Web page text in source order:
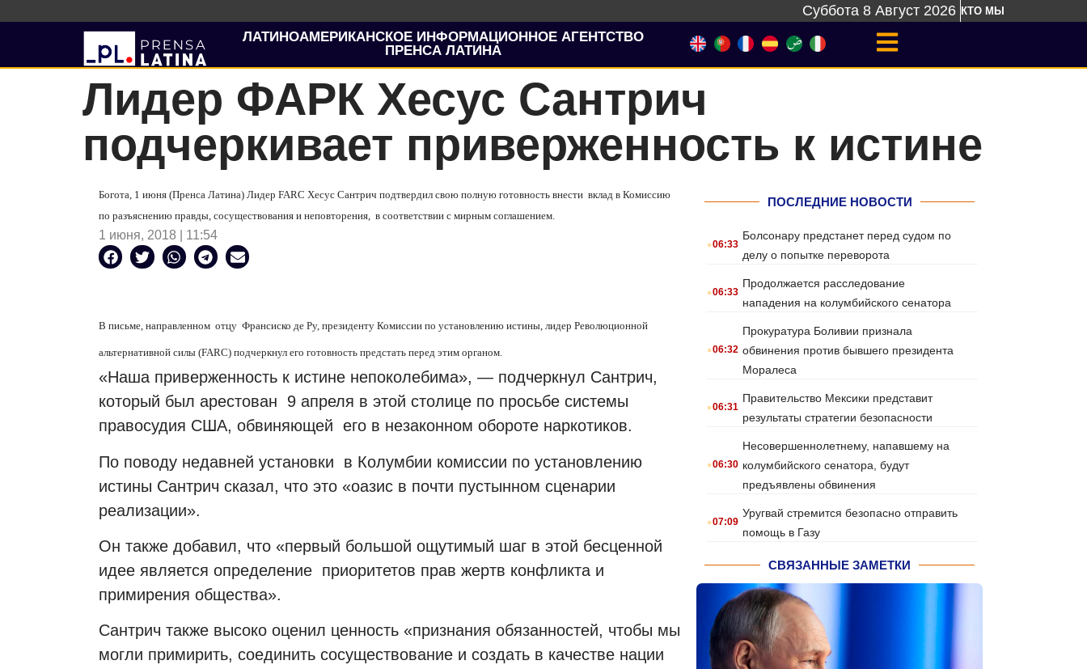
Суббота 8 Август 2026 КТО МЫ
ЛАТИНОАМЕРИКАНСКОЕ ИНФОРМАЦИОННОЕ АГЕНТСТВО
ПРЕНСА ЛАТИНА
Лидер ФАРК Хесус Сантрич
подчеркивает приверженность к истине
Богота, 1 июня (Пренса Латина) Лидер FARC Хесус Сантрич подтвердил свою полную готовность внести вклад в Комиссию
по разъяснению правды, сосуществования и неповторения, в соответствии с мирным соглашением.
1 июня, 2018 | 11:54
В письме, направленном отцу Франсиско де Ру, президенту Комиссии по установлению истины, лидер Революционной
альтернативной силы (FARC) подчеркнул его готовность предстать перед этим органом.
«Наша приверженность к истине непоколебима», — подчеркнул Сантрич,
который был арестован 9 апреля в этой столице по просьбе системы
правосудия США, обвиняющей его в незаконном обороте наркотиков.
По поводу недавней установки в Колумбии комиссии по установлению
истины Сантрич сказал, что это «оазис в почти пустынном сценарии
реализации».
Он также добавил, что «первый большой ощутимый шаг в этой бесценной
идее является определение приоритетов прав жертв конфликта и
примирения общества».
Сантрич также высоко оценил ценность «признания обязанностей, чтобы мы
могли примирить, соединить сосуществование и создать в качестве нации
ПОСЛЕДНИЕ НОВОСТИ
.06:33
Болсонару предстанет перед судом по
делу о попытке переворота
.06:33
Продолжается расследование
нападения на колумбийского сенатора
.06:32
Прокуратура Боливии признала
обвинения против бывшего президента
Моралеса
.06:31
Правительство Мексики представит
результаты стратегии безопасности
.06:30
Несовершеннолетнему, напавшему на
колумбийского сенатора, будут
предъявлены обвинения
.07:09
Уругвай стремится безопасно отправить
помощь в Газу
СВЯЗАННЫЕ ЗАМЕТКИ